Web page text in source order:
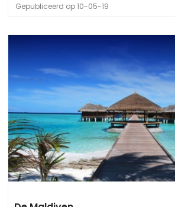
Gepubliceerd op 10-05-19